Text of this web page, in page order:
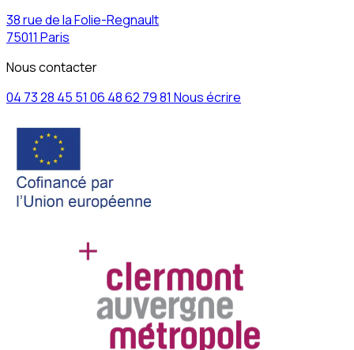
38 rue de la Folie-Regnault
75011 Paris
Nous contacter
04 73 28 45 51 06 48 62 79 81 Nous écrire